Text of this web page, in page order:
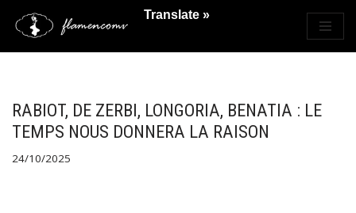
Saltar
RABIOT, DE ZERBI, LONGORIA, BENATIA : LE
TEMPS NOUS DONNERA LA RAISON
24/10/2025
Translate »